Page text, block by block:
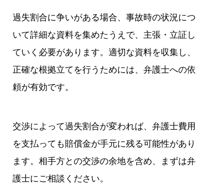
過失割合に争いがある場合、事故時の状況につ
いて詳細な資料を集めたうえで、主張・立証し
ていく必要があります。適切な資料を収集し、
正確な根拠立てを行うためには、弁護士への依
頼が有効です。
交渉によって過失割合が変われば、弁護士費用
を支払っても賠償金が手元に残る可能性があり
ます。相手方との交渉の余地を含め、まずは弁
護士にご相談ください。